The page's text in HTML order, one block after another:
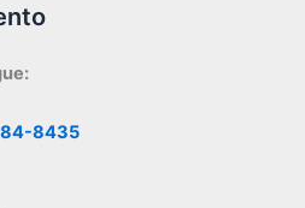
8435